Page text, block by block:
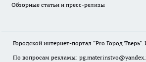
Обзорные статьи и пресс-релизы
Городской интернет-портал "Pro Город
По вопросам рекламы: